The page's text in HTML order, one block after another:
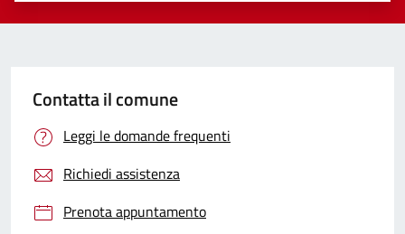
Contatta il comune
Leggi le domande frequenti
Richiedi assistenza
Prenota appuntamento